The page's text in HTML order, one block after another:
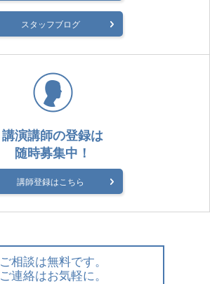
スタッフブログ
講演講師の登録は
随時募集中！
講師登録はこちら
ご相談は無料です。
ご連絡はお気軽に。